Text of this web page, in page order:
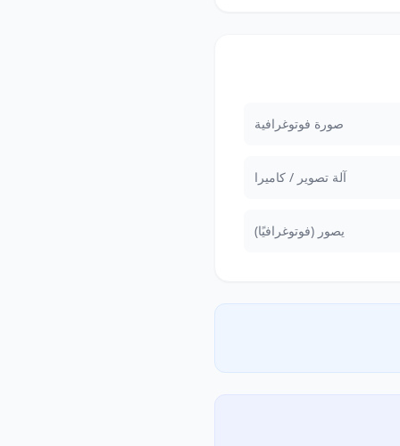
صورة فوتوغرافية
آلة تصوير / كاميرا
يصور (فوتوغرافيًا)